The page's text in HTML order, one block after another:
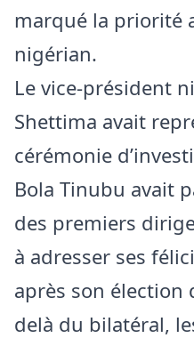
marqué la priorité
nigérian.
Le vice-président
Shettima avait
cérémonie
Bola Tinubu avait
des premiers
à adresser ses
après son élection
delà du bilatéral,